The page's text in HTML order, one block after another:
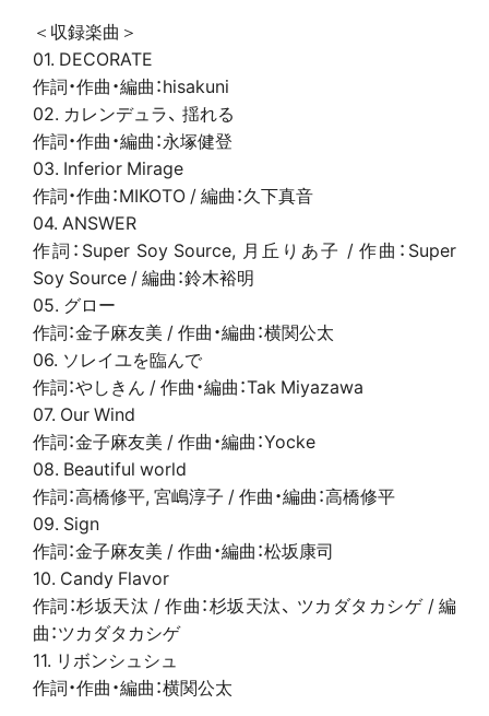
＜収録楽曲＞
01. DECORATE
作詞・作曲・編曲：hisakuni
02. カレンデュラ、 揺れる
作詞・作曲・編曲：永塚健登
03. Inferior Mirage
作詞・作曲：MIKOTO / 編曲：久下真音
04. ANSWER
作詞：Super Soy Source, 月丘りあ子 / 作曲：Super
Soy Source / 編曲：鈴木裕明
05. グロー
作詞：金子麻友美 / 作曲・編曲：横関公太
06. ソレイユを臨んで
作詞：やしきん / 作曲・編曲：Tak Miyazawa
07. Our Wind
作詞：金子麻友美 / 作曲・編曲：Yocke
08. Beautiful world
作詞：高橋修平, 宮嶋淳子 / 作曲・編曲：高橋修平
09. Sign
作詞：金子麻友美 / 作曲・編曲：松坂康司
10. Candy Flavor
作詞：杉坂天汰 / 作曲：杉坂天汰、 ツカダタカシゲ / 編
曲：ツカダタカシゲ
11. リボンシュシュ
作詞・作曲・編曲：横関公太